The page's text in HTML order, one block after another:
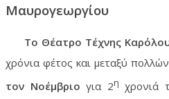
Μαυρογεωργίου
Το Θέατρο Τέχνης
χρόνια φέτος και μεταξύ
τον Νοέμβριο για 2η χρονιά